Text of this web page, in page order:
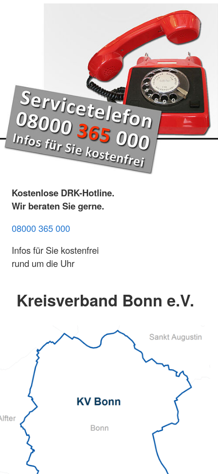
Kostenlose DRK-Hotline.
Wir beraten Sie gerne.
08000 365 000
Infos für Sie kostenfrei
rund um die Uhr
Kreisverband Bonn e.V.